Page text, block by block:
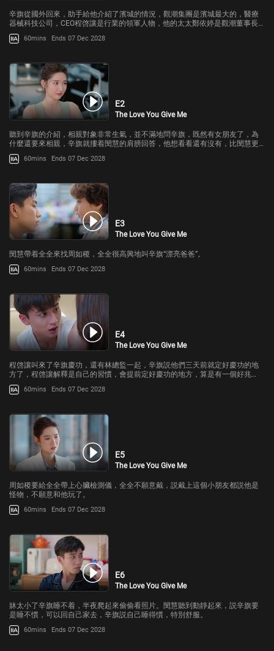
辛旗從國外回來，助手給他介紹了濱城的情況，觀潮集團是濱城最大的，醫療
器械科技公司，CEO程啓讓是行業的領軍人物，他的太太鄭依婷是觀潮董事長
鄭邦國的獨生女兒。
60mins Ends 07 Dec 2028
E2
The Love You Give Me
聽到辛旗的介紹，相親對象非常生氣，並不滿地問辛旗，既然有女朋友了，為
什麼還要來相親，辛旗就摟着閔慧的肩膀回答，他想看看還有沒有，比閔慧更
好的女人。
60mins Ends 07 Dec 2028
E3
The Love You Give Me
閔慧帶着全全來找周如稷，全全很高興地叫辛旗“漂亮爸爸”。
60mins Ends 07 Dec 2028
E4
The Love You Give Me
程啓讓叫來了辛旗慶功，還有林總監一起，辛旗説他們三天前就定好慶功的地
方了，程啓讓解釋是自己的習慣，會提前定好慶功的地方，算是有一個好兆
頭。助理拿到了投票的卡片，辛旗讓他去做筆記鑑定。
60mins Ends 07 Dec 2028
E5
The Love You Give Me
周如稷要給全全帶上心臟檢測儀，全全不願意戴，説戴上這個小朋友都説他是
怪物，不願意和他玩了。
60mins Ends 07 Dec 2028
E6
The Love You Give Me
牀太小了辛旗睡不着，半夜爬起來偷偷看照片。閔慧聽到動靜起來，説辛旗要
是睡不慣，可以回自己家去，辛旗説自己睡得慣，特別舒服。
60mins Ends 07 Dec 2028